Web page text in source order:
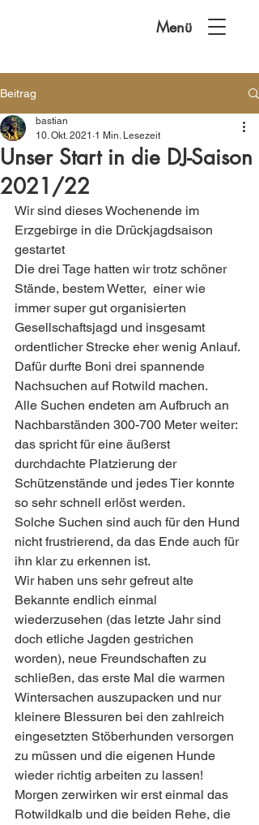
Menü
Beitrag
Unser Start in die DJ-Saison
2021/22
bastian
10. Okt. 2021 1 Min. Lesezeit
Wir sind dieses Wochenende im
Erzgebirge in die Drückjagdsaison
gestartet
Die drei Tage hatten wir trotz schöner
Stände, bestem Wetter,  einer wie
immer super gut organisierten
Gesellschaftsjagd und insgesamt
ordentlicher Strecke eher wenig Anlauf.
Dafür durfte Boni drei spannende
Nachsuchen auf Rotwild machen.
Alle Suchen endeten am Aufbruch an
Nachbarständen 300-700 Meter weiter:
das spricht für eine äußerst
durchdachte Platzierung der
Schützenstände und jedes Tier konnte
so sehr schnell erlöst werden.
Solche Suchen sind auch für den Hund
nicht frustrierend, da das Ende auch für
ihn klar zu erkennen ist.
Wir haben uns sehr gefreut alte
Bekannte endlich einmal
wiederzusehen (das letzte Jahr sind
doch etliche Jagden gestrichen
worden), neue Freundschaften zu
schließen, das erste Mal die warmen
Wintersachen auszupacken und nur
kleinere Blessuren bei den zahlreich
eingesetzten Stöberhunden versorgen
zu müssen und die eigenen Hunde
wieder richtig arbeiten zu lassen!
Morgen zerwirken wir erst einmal das
Rotwildkalb und die beiden Rehe, die